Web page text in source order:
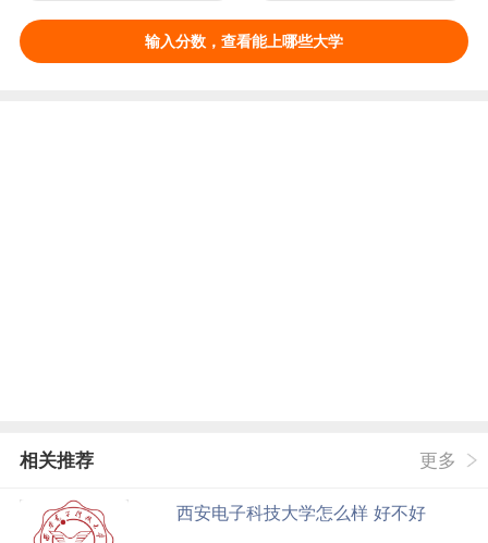
输入分数，查看能上哪些大学
相关推荐 更多
西安电子科技大学怎么样 好不好